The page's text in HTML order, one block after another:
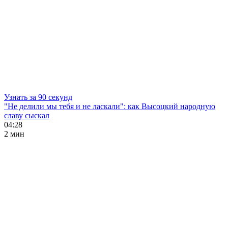
Узнать за 90 секунд
"Не делили мы тебя и не ласкали": как Высоцкий народную
славу сыскал
04:28
2 мин